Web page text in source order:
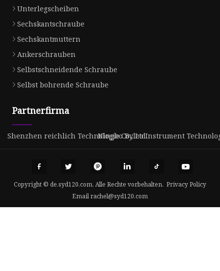
Unterlegscheiben
Sechskantschraube
Sechskantmuttern
Ankerschrauben
Selbstschneidende Schraube
Selbst bohrende Schraube
Partnerfirma
Shenzhen reichlich Technologie Co., Ltd
Ningbo Byleo Instrument
Copyright © de.syd120.com, Alle Rechte vorbehalten. Privacy Policy
Emailrachel@syd120.com